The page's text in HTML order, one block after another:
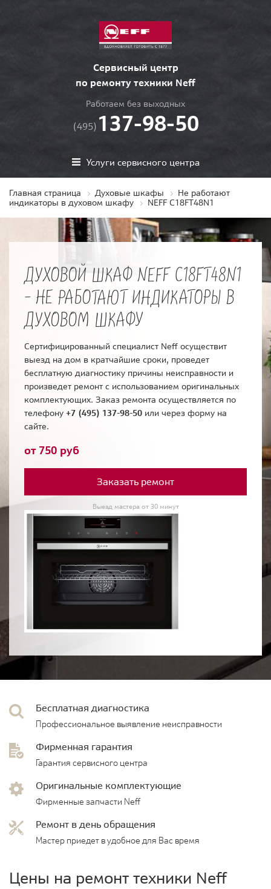
Сервисный центр
по ремонту техники Neff
Работаем без выходных
(495) 137-98-50
Услуги сервисного центра
Главная страница Духовые шкафы
Не работают
индикаторы в духовом шкафу
NEFF C18FT48N1
ДУХОВОЙ ШКАФ NEFF C18FT48N1
- НЕ РАБОТАЮТ ИНДИКАТОРЫ В
ДУХОВОМ ШКАФУ
Сертифицированный специалист Neff осуществит
выезд на дом в кратчайшие сроки, проведет
бесплатную диагностику причины неисправности и
произведет ремонт с использованием оригинальных
комплектующих. Заказ ремонта осуществляется по
телефону +7 (495) 137-98-50 или через форму на
сайте.
от 750 руб
Заказать ремонт
Выезд мастера от 30 минут
Бесплатная диагностика
Профессиональное выявление неисправности
Фирменная гарантия
Гарантия сервисного центра
Оригинальные комплектующие
Фирменные запчасти Neff
Ремонт в день обращения
Мастер приедет в удобное для Вас время
Цены на ремонт техники Neff